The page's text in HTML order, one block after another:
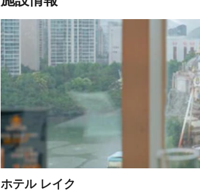
and
select
a
date.
Press
the
question
mark
get
the
keyboard
shortcuts
for
changing
dates.
select
shortcuts
changing
ホテル レイク